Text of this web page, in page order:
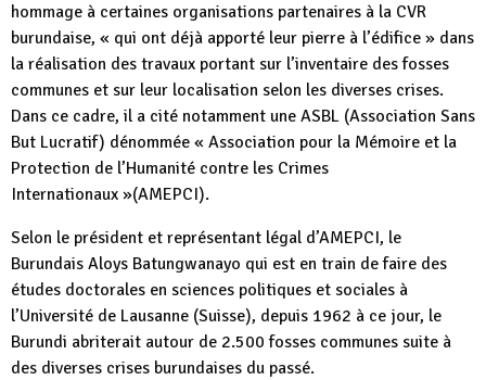
hommage à certaines organisations partenaires à la CVR
burundaise, « qui ont déjà apporté leur pierre à l’édifice » dans
la réalisation des travaux portant sur l’inventaire des fosses
communes et sur leur localisation selon les diverses crises.
Dans ce cadre, il a cité notamment une ASBL (Association Sans
But Lucratif) dénommée « Association pour la Mémoire et la
Protection de l’Humanité contre les Crimes
Internationaux »(AMEPCI).
Selon le président et représentant légal d’AMEPCI, le
Burundais Aloys Batungwanayo qui est en train de faire des
études doctorales en sciences politiques et sociales à
l’Université de Lausanne (Suisse), depuis 1962 à ce jour, le
Burundi abriterait autour de 2.500 fosses communes suite à
des diverses crises burundaises du passé.